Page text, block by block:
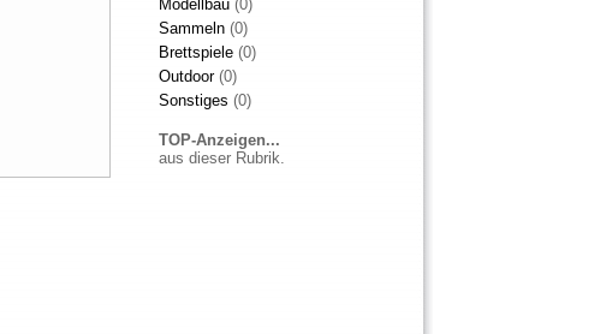
Modellbau (0)
Sammeln (0)
Brettspiele (0)
Outdoor(0)
Sonstiges (0)
TOP-Anzeigen...
aus dieser Rubrik.